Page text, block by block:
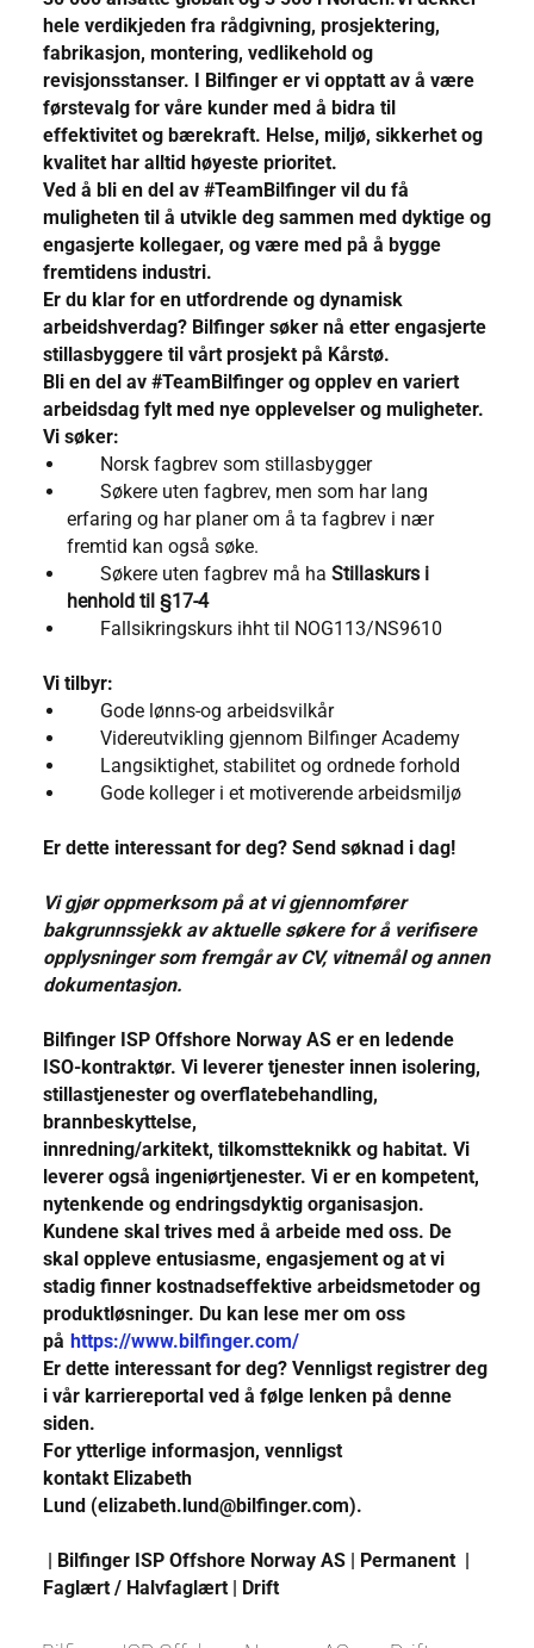
hele verdikjeden fra rådgivning, prosjektering,
fabrikasjon, montering, vedlikehold og
revisjonsstanser. I Bilfinger er vi opptatt av å være
førstevalg for våre kunder med å bidra til
effektivitet og bærekraft. Helse, miljø, sikkerhet og
kvalitet har alltid høyeste prioritet.
Ved å bli en del av #TeamBilfinger vil du få
muligheten til å utvikle deg sammen med dyktige og
engasjerte kollegaer, og være med på å bygge
fremtidens industri.
Er du klar for en utfordrende og dynamisk
arbeidshverdag? Bilfinger søker nå etter engasjerte
stillasbyggere til vårt prosjekt på Kårstø.
Bli en del av #TeamBilfinger og opplev en variert
arbeidsdag fylt med nye opplevelser og muligheter.
Vi søker:
Norsk fagbrev som stillasbygger
Søkere uten fagbrev, men som har lang
erfaring og har planer om å ta fagbrev i nær
fremtid kan også søke.
Søkere uten fagbrev må ha Stillaskurs i
henhold til §17-4
Fallsikringskurs ihht til NOG113/NS9610
Vi tilbyr:
Gode lønns-og arbeidsvilkår
Videreutvikling gjennom Bilfinger Academy
Langsiktighet, stabilitet og ordnede forhold
Gode kolleger i et motiverende arbeidsmiljø
Er dette interessant for deg? Send søknad i dag!
Vi gjør oppmerksom på at vi gjennomfører
bakgrunnssjekk av aktuelle søkere for å verifisere
opplysninger som fremgår av CV, vitnemål og annen
dokumentasjon.
Bilfinger ISP Offshore Norway AS er en ledende
ISO-kontraktør. Vi leverer tjenester innen isolering,
stillastjenester og overflatebehandling,
brannbeskyttelse,
innredning/arkitekt, tilkomstteknikk og habitat. Vi
leverer også ingeniørtjenester. Vi er en kompetent,
nytenkende og endringsdyktig organisasjon.
Kundene skal trives med å arbeide med oss. De
skal oppleve entusiasme, engasjement og at vi
stadig finner kostnadseffektive arbeidsmetoder og
produktløsninger. Du kan lese mer om oss
på https://www.bilfinger.com/
Er dette interessant for deg? Vennligst registrer deg
i vår karriereportal ved å følge lenken på denne
siden.
For ytterlige informasjon, vennligst
kontakt Elizabeth
Lund (elizabeth.lund@bilfinger.com).
| Bilfinger ISP Offshore Norway AS | Permanent |
Faglært / Halvfaglært | Drift